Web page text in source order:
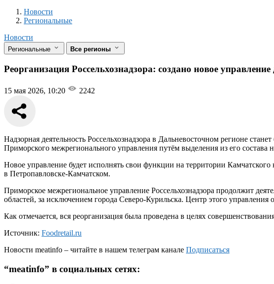
Новости
Разделы
Новости
Региональные
Новости
Региональные Все регионы
Реорганизация Россельхознадзора: создано новое
15 мая 2026, 10:20 2242
Надзорная деятельность Россельхознадзора в Дальневосточном регионе
Приморского межрегионального управления путём выделения из его
Новое управление будет исполнять свои функции на территории
в Петропавловске-Камчатском.
Приморское межрегиональное управление Россельхознадзора продолжит
областей, за исключением города Северо-Курильска. Центр этого управления
Как отмечается, вся реорганизация была проведена в целях
Источник: Foodretail.ru
Новости meatinfo – читайте в нашем телеграм канале Подписаться
“meatinfo” в социальных сетях: